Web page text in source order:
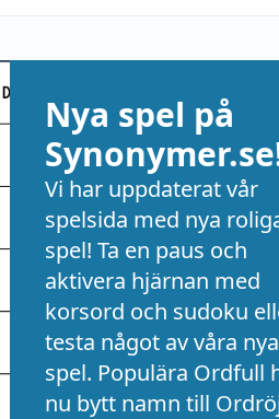
Nya spel på
Vi har uppdaterat vår
spelsida med nya
spel! Ta en paus och
aktivera hjärnan med
korsord och sudoku
testa något av våra nya
spel. Populära Ordfull
nu bytt namn till